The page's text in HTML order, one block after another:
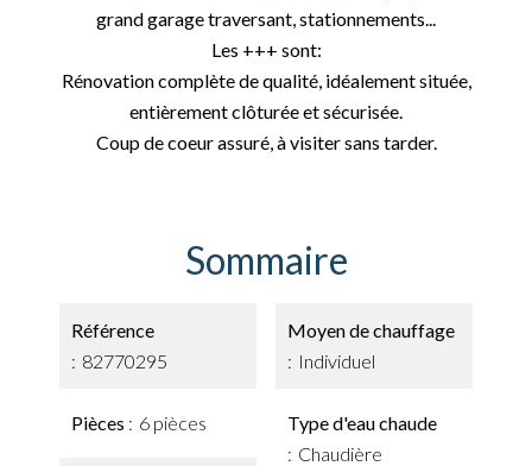
grand garage traversant, stationnements...
Les +++ sont:
Rénovation complète de qualité, idéalement située,
entièrement clôturée et sécurisée.
Coup de coeur assuré, à visiter sans tarder.
Sommaire
Référence
82770295
Pièces 6 pièces
Moyen de chauffage
Individuel
Type d'eau chaude
Chaudière